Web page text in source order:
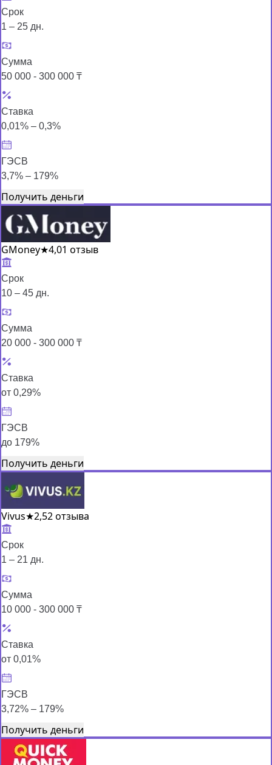
Срок
1 – 25 дн.
Сумма
50 000 - 300 000 ₸
Ставка
0,01% – 0,3%
ГЭСВ
3,7% – 179%
Получить деньги
GMoney★4,01 отзыв
Срок
10 – 45 дн.
Сумма
20 000 - 300 000 ₸
Ставка
от 0,29%
ГЭСВ
до 179%
Получить деньги
Vivus★2,52 отзыва
Срок
1 – 21 дн.
Сумма
10 000 - 300 000 ₸
Ставка
от 0,01%
ГЭСВ
3,72% – 179%
Получить деньги